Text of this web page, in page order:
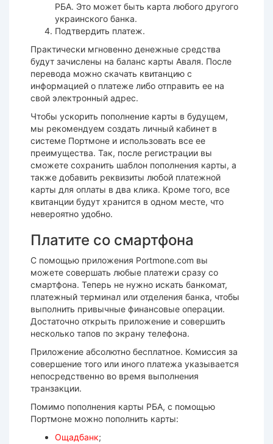
РБА. Это может быть карта любого другого
украинского банка.
Подтвердить платеж.
Практически мгновенно денежные средства
будут зачислены на баланс карты Аваля. После
перевода можно скачать квитанцию с
информацией о платеже либо отправить ее на
свой электронный адрес.
Чтобы ускорить пополнение карты в будущем,
мы рекомендуем создать личный кабинет в
системе Портмоне и использовать все ее
преимущества. Так, после регистрации вы
сможете сохранить шаблон пополнения карты, а
также добавить реквизиты любой платежной
карты для оплаты в два клика. Кроме того, все
квитанции будут хранится в одном месте, что
невероятно удобно.
Платите со смартфона
С помощью приложения Portmone.com вы
можете совершать любые платежи сразу со
смартфона. Теперь не нужно искать банкомат,
платежный терминал или отделения банка, чтобы
выполнить привычные финансовые операции.
Достаточно открыть приложение и совершить
несколько тапов по экрану телефона.
Приложение абсолютно бесплатное. Комиссия за
совершение того или иного платежа указывается
непосредственно во время выполнения
транзакции.
Помимо пополнения карты РБА, с помощью
Портмоне можно пополнить карты:
Ощадбанк;